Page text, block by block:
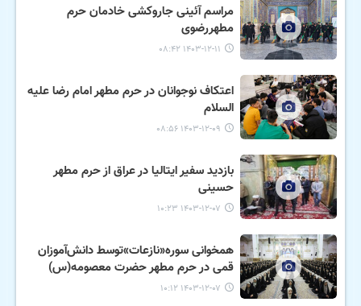
مراسم آئینی جاروکشی خادمان حرم
مطهررضوی
۱۴۰۳-۱۲-۱۱ ۰۸:۴۲
اعتکاف نوجوانان در حرم مطهر امام رضا علیه
السلام
۱۴۰۳-۱۲-۰۹ ۰۸:۵۶
بازدید سفیر ایتالیا در عراق از حرم مطهر
حسینی
۱۴۰۳-۱۲-۰۷ ۱۰:۲۳
همخوانی سوره«نازعات»توسط دانش‌آموزان
قمی در حرم مطهر حضرت معصومه(س)
۱۴۰۳-۱۲-۰۷ ۱۰:۱۲